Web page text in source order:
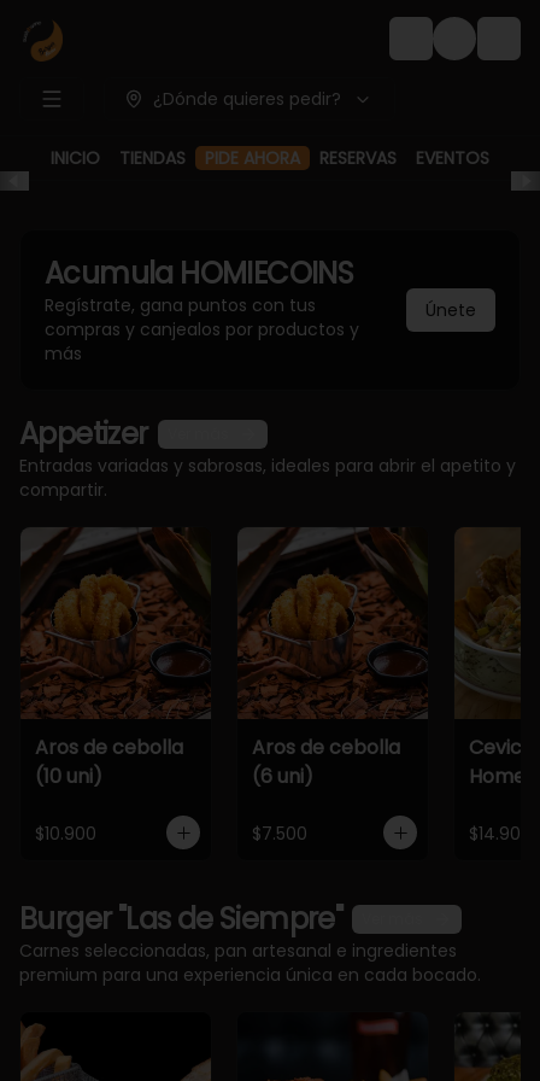
Login
¿Dónde quieres pedir?
INICIO TIENDAS PIDE AHORA RESERVAS EVENTOS
Acumula HOMIECOINS
Regístrate, gana puntos con tus
compras y canjealos por productos y
más
Únete
Appetizer
Entradas variadas y sabrosas, ideales para abrir el apetito y
compartir.
Aros de cebolla
(10 uni)
$10.900
Aros de cebolla
(6 uni)
$7.500
Home
$14.900
Burger "Las de Siempre"
Carnes seleccionadas, pan artesanal e ingredientes
premium para una experiencia única en cada bocado.